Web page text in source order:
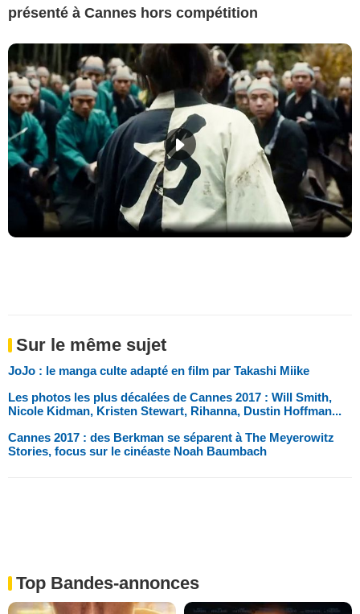
présenté à Cannes hors compétition
Sur le même sujet
JoJo : le manga culte adapté en film par Takashi Miike
Les photos les plus décalées de Cannes 2017 : Will Smith,
Nicole Kidman, Kristen Stewart, Rihanna, Dustin Hoffman...
Cannes 2017 : des Berkman se séparent à The Meyerowitz
Stories, focus sur le cinéaste Noah Baumbach
Top Bandes-annonces